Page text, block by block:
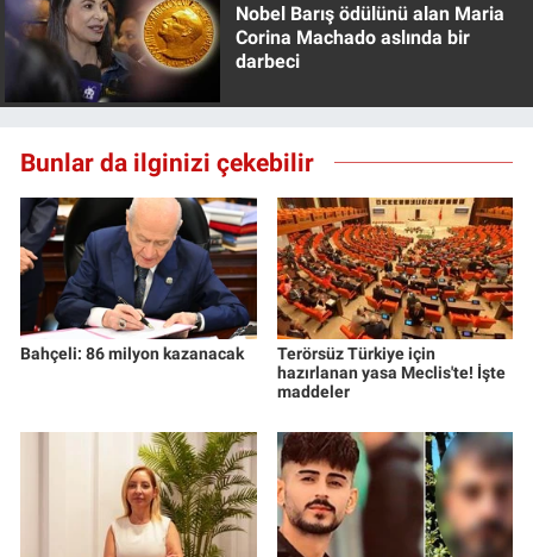
Nobel Barış ödülünü alan Maria
Corina Machado aslında bir
darbeci
Bunlar da ilginizi çekebilir
Bahçeli: 86 milyon kazanacak
Terörsüz Türkiye için
hazırlanan yasa Meclis'te! İşte
maddeler